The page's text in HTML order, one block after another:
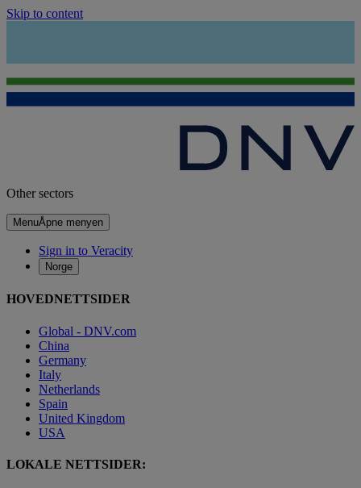
Skip to content
Other sectors
MenuÅpne menyen
Sign in to Veracity
Norge
HOVEDNETTSIDER
Global - DNV.com
China
Germany
Italy
Netherlands
Spain
United Kingdom
USA
LOKALE NETTSIDER: